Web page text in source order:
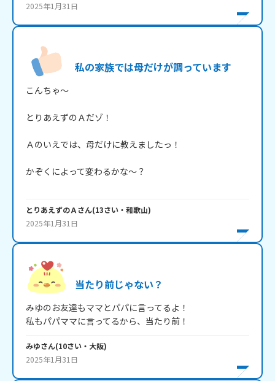
2025年1月31日
私の家族では母だけが調っています
こんちゃ～
とりあえずのＡだゾ！
Ａのいえでは、母だけに教えましたっ！
かぞくによって変わるかな～？
とりあえずのＡさん(13さい・ 和歌山)
2025年1月31日
当たり前じゃない？
みゆのお友達もママとパパに言ってるよ！
私もパパママに言ってるから、当たり前！
みゆさん(10さい・ 大阪)
2025年1月31日